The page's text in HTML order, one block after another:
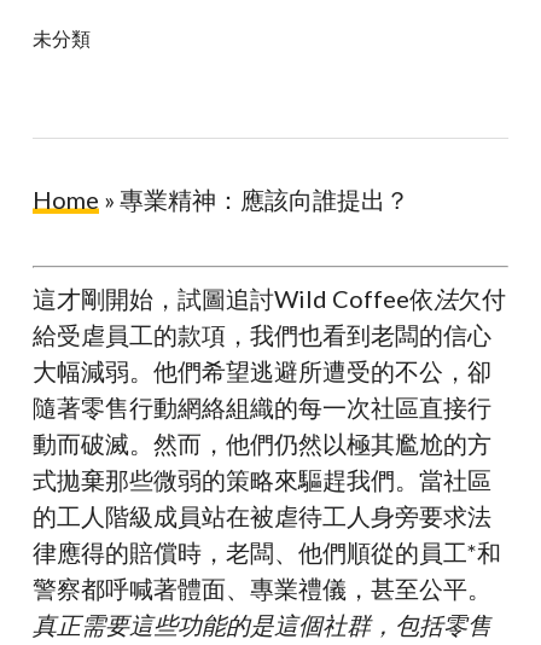
未分類
Home » 專業精神：應該向誰提出？
這才剛開始，試圖追討Wild Coffee依法欠付
給受虐員工的款項，我們也看到老闆的信心
大幅減弱。他們希望逃避所遭受的不公，卻
隨著零售行動網絡組織的每一次社區直接行
動而破滅。然而，他們仍然以極其尷尬的方
式拋棄那些微弱的策略來驅趕我們。當社區
的工人階級成員站在被虐待工人身旁要求法
律應得的賠償時，老闆、他們順從的員工*和
警察都呼喊著體面、專業禮儀，甚至公平。
真正需要這些功能的是這個社群，包括零售